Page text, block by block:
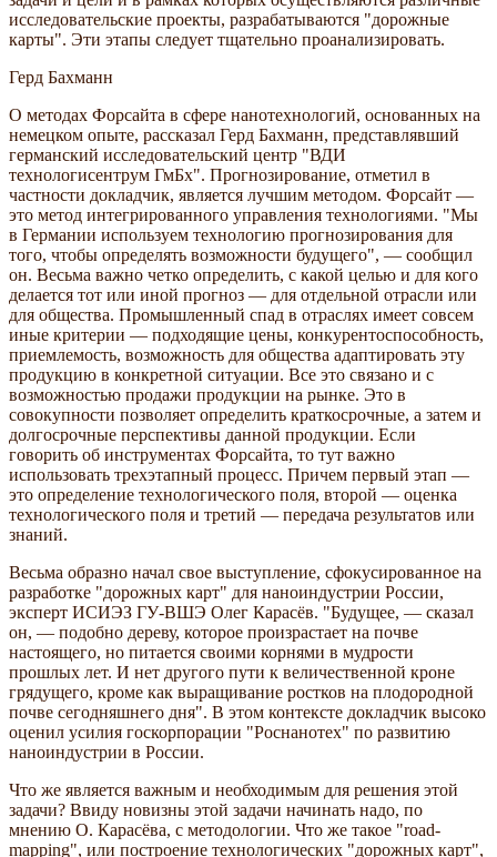
исследовательские проекты, разрабатываются "дорожные
карты". Эти этапы следует тщательно проанализировать.
Герд Бахманн
О методах Форсайта в сфере нанотехнологий, основанных на
немецком опыте, рассказал Герд Бахманн, представлявший
германский исследовательский центр "ВДИ
технологисентрум ГмБх". Прогнозирование, отметил в
частности докладчик, является лучшим методом. Форсайт —
это метод интегрированного управления технологиями. "Мы
в Германии используем технологию прогнозирования для
того, чтобы определять возможности будущего", — сообщил
он. Весьма важно четко определить, с какой целью и для кого
делается тот или иной прогноз — для отдельной отрасли или
для общества. Промышленный спад в отраслях имеет совсем
иные критерии — подходящие цены, конкурентоспособность,
приемлемость, возможность для общества адаптировать эту
продукцию в конкретной ситуации. Все это связано и с
возможностью продажи продукции на рынке. Это в
совокупности позволяет определить краткосрочные, а затем и
долгосрочные перспективы данной продукции. Если
говорить об инструментах Форсайта, то тут важно
использовать трехэтапный процесс. Причем первый этап —
это определение технологического поля, второй — оценка
технологического поля и третий — передача результатов или
знаний.
Весьма образно начал свое выступление, сфокусированное на
разработке "дорожных карт" для наноиндустрии России,
эксперт ИСИЭЗ ГУ-ВШЭ Олег Карасёв. "Будущее, — сказал
он, — подобно дереву, которое произрастает на почве
настоящего, но питается своими корнями в мудрости
прошлых лет. И нет другого пути к величественной кроне
грядущего, кроме как выращивание ростков на плодородной
почве сегодняшнего дня". В этом контексте докладчик высоко
оценил усилия госкорпорации "Роснанотех" по развитию
наноиндустрии в России.
Что же является важным и необходимым для решения этой
задачи? Ввиду новизны этой задачи начинать надо, по
мнению О. Карасёва, с методологии. Что же такое "road-
mapping", или построение технологических "дорожных карт",